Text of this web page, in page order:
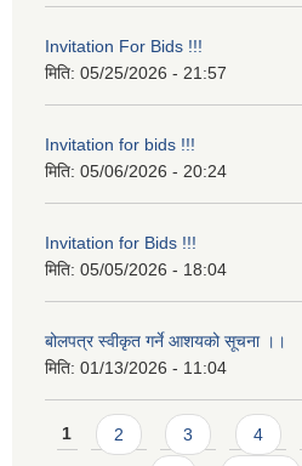
Invitation For Bids !!!
मिति: 05/25/2026 - 21:57
Invitation for bids !!!
मिति: 05/06/2026 - 20:24
Invitation for Bids !!!
मिति: 05/05/2026 - 18:04
बोलपत्र स्वीकृत गर्ने आशयको सूचना ।।
मिति: 01/13/2026 - 11:04
Pages
1 2 3 4